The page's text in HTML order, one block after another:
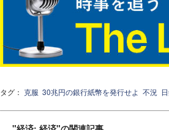
タグ： 克服 30兆円の銀行紙幣を発行せよ 不況